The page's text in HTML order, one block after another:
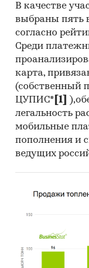
В качестве
выбраны пять
согласно
Среди
карта,
(собственный
ЦУПИС* [1]
легальность
мобильные
пополнения и
ведущих